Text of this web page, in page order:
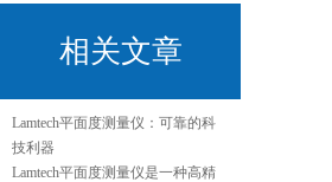
相关文章
Lamtech平面度测量仪：可靠的科
技利器
Lamtech平面度测量仪是一种高精